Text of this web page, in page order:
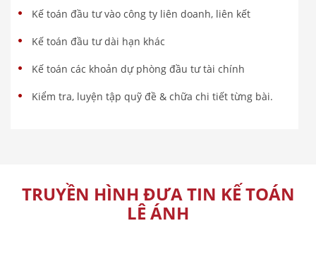
Kế toán đầu tư vào công ty liên doanh, liên kết
Kế toán đầu tư dài hạn khác
Kế toán các khoản dự phòng đầu tư tài chính
Kiểm tra, luyện tập quỹ đề & chữa chi tiết từng bài.
TRUYỀN HÌNH ĐƯA TIN KẾ TOÁN
LÊ ÁNH